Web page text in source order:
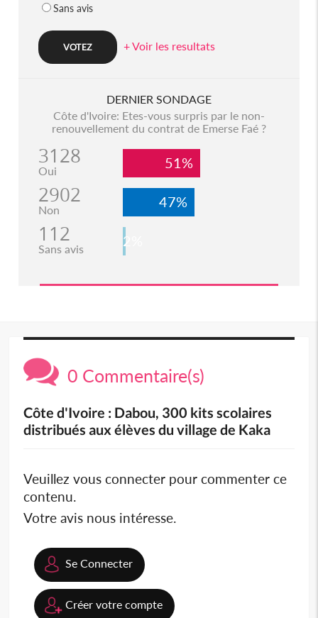
Sans avis
+ Voir les resultats
DERNIER SONDAGE
Côte d'Ivoire: Etes-vous surpris par le non-
renouvellement du contrat de Emerse Faé ?
3128
Oui 51%
2902
Non 47%
112
Sans avis 2%
0 Commentaire(s)
Côte d'Ivoire : Dabou, 300 kits scolaires
distribués aux élèves du village de Kaka
Veuillez vous connecter pour commenter ce
contenu.
Votre avis nous intéresse.
Se Connecter
Créer votre compte